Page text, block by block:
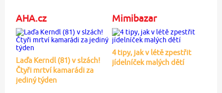
AHA.cz
Laďa Kerndl (81) v slzách!
Čtyři mrtví kamarádi za
jediný týden
Mimibazar
4 tipy, jak v létě zpestřit
jídelníček malých dětí